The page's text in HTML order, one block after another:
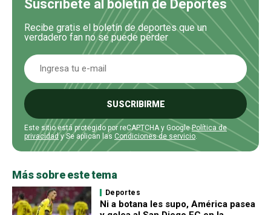
Suscríbete al boletín de Deportes
Recibe gratis el boletín de deportes que un
verdadero fan no se puede perder
SUSCRIBIRME
Este sitio está protegido por reCAPTCHA y GooglePolítica de
privacidady Se aplican las Condiciones de servicio.
Más sobre este tema
Deportes
Ni a botana les supo, América pasea